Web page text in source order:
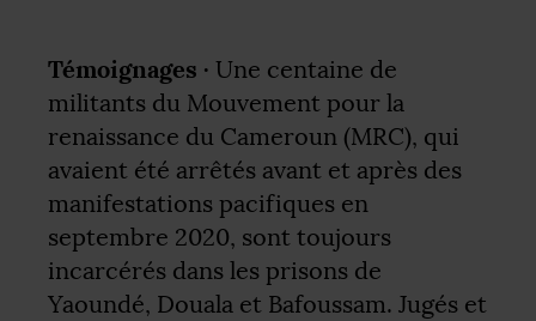
Témoignages · Une centaine de
militants du Mouvement pour la
renaissance du Cameroun (MRC), qui
avaient été arrêtés avant et après des
manifestations pacifiques en
septembre 2020, sont toujours
incarcérés dans les prisons de
Yaoundé, Douala et Bafoussam. Jugés et